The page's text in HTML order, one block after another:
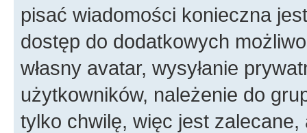
pisać wiadomości konieczna
dostęp do dodatkowych
własny avatar, wysyłanie
użytkowników, należenie do
tylko chwilę, więc jest zalecane,